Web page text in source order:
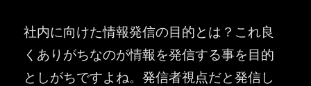
社内に向けた情報発信の目的とは？これ良
くありがちなのが情報を発信する事を目的
としがちですよね。発信者視点だと発信し